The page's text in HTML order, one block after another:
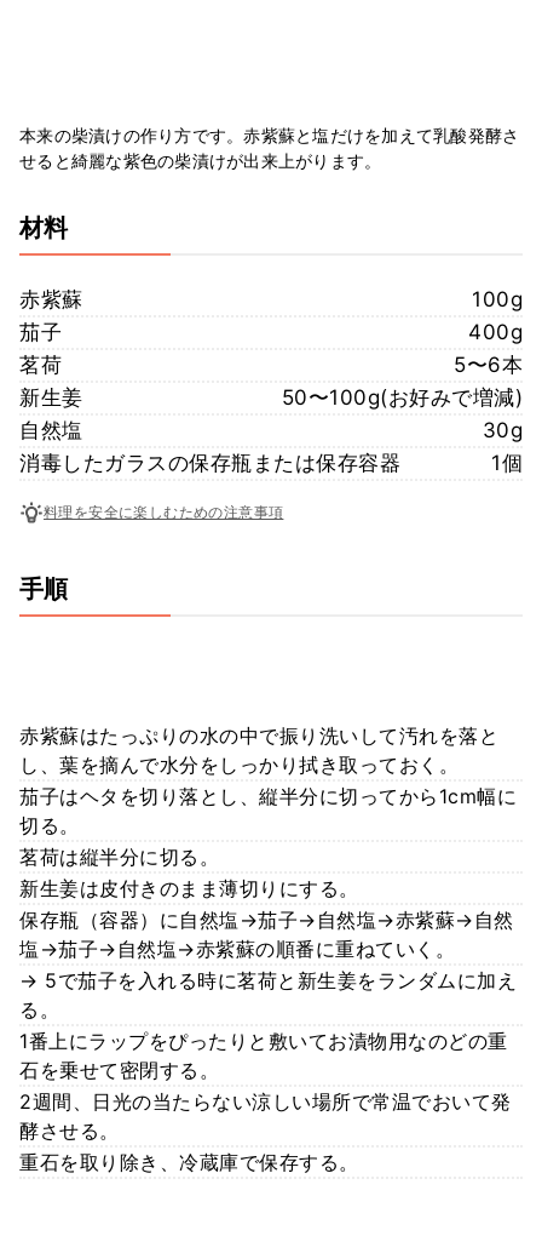
本来の柴漬けの作り方です。赤紫蘇と塩だけを加えて乳酸発酵さ
せると綺麗な紫色の柴漬けが出来上がります。
材料
赤紫蘇
100g
茄子
400g
茗荷
5〜6本
新生姜
50〜100g(お好みで増減)
自然塩
30g
消毒したガラスの保存瓶または保存容器
1個
料理を安全に楽しむための注意事項
手順
赤紫蘇はたっぷりの水の中で振り洗いして汚れを落と
し、葉を摘んで水分をしっかり拭き取っておく。
茄子はヘタを切り落とし、縦半分に切ってから1cm幅に
切る。
茗荷は縦半分に切る。
新生姜は皮付きのまま薄切りにする。
保存瓶（容器）に自然塩→茄子→自然塩→赤紫蘇→自然
塩→茄子→自然塩→赤紫蘇の順番に重ねていく。
→ 5で茄子を入れる時に茗荷と新生姜をランダムに加え
る。
1番上にラップをぴったりと敷いてお漬物用なのどの重
石を乗せて密閉する。
2週間、日光の当たらない涼しい場所で常温でおいて発
酵させる。
重石を取り除き、冷蔵庫で保存する。